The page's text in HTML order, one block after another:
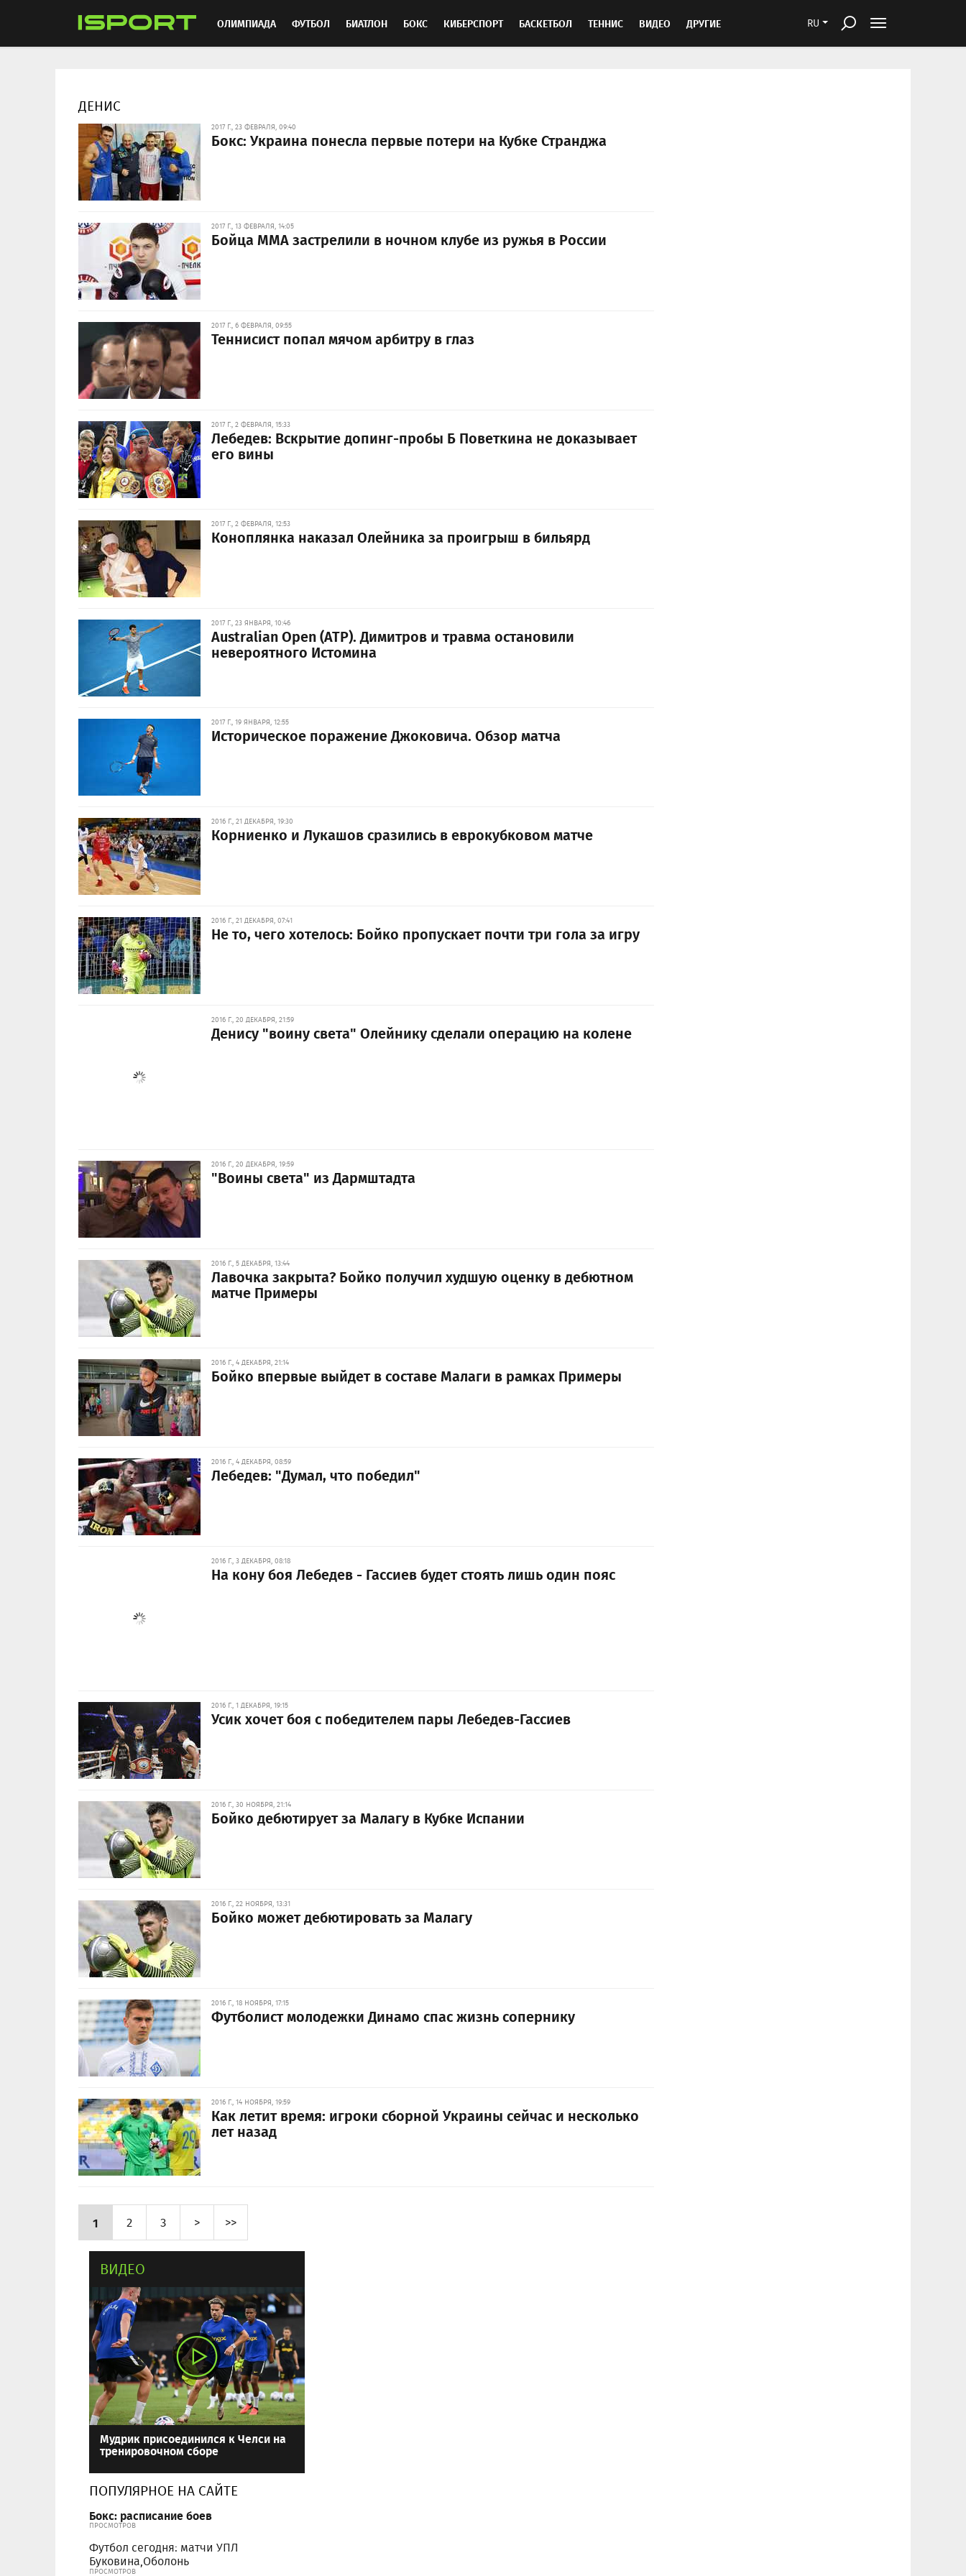
RU
ОЛИМПИАДА ФУТБОЛ БИАТЛОН БОКС КИБЕРСПОРТ БАСКЕТБОЛ ТЕННИС ВИДЕО ДРУГИЕ
ДЕНИС
2017 Г., 23 ФЕВРАЛЯ, 09:40
Бокс: Украина понесла первые потери на Кубке Странджа
2017 Г., 13 ФЕВРАЛЯ, 14:05
Бойца ММА застрелили в ночном клубе из ружья в России
2017 Г., 6 ФЕВРАЛЯ, 09:55
Теннисист попал мячом арбитру в глаз
2017 Г., 2 ФЕВРАЛЯ, 15:33
Лебедев: Вскрытие допинг-пробы Б Поветкина не доказывает
его вины
2017 Г., 2 ФЕВРАЛЯ, 12:53
Коноплянка наказал Олейника за проигрыш в бильярд
2017 Г., 23 ЯНВАРЯ, 10:46
Australian Open (ATP). Димитров и травма остановили
невероятного Истомина
2017 Г., 19 ЯНВАРЯ, 12:55
Историческое поражение Джоковича. Обзор матча
2016 Г., 21 ДЕКАБРЯ, 19:30
Корниенко и Лукашов сразились в еврокубковом матче
2016 Г., 21 ДЕКАБРЯ, 07:41
Не то, чего хотелось: Бойко пропускает почти три гола за игру
2016 Г., 20 ДЕКАБРЯ, 21:59
Денису "воину света" Олейнику сделали операцию на колене
2016 Г., 20 ДЕКАБРЯ, 19:59
"Воины света" из Дармштадта
2016 Г., 5 ДЕКАБРЯ, 13:44
Лавочка закрыта? Бойко получил худшую оценку в дебютном
матче Примеры
2016 Г., 4 ДЕКАБРЯ, 21:14
Бойко впервые выйдет в составе Малаги в рамках Примеры
2016 Г., 4 ДЕКАБРЯ, 08:59
Лебедев: "Думал, что победил"
2016 Г., 3 ДЕКАБРЯ, 08:18
На кону боя Лебедев - Гассиев будет стоять лишь один пояс
2016 Г., 1 ДЕКАБРЯ, 19:15
Усик хочет боя с победителем пары Лебедев-Гассиев
2016 Г., 30 НОЯБРЯ, 21:14
Бойко дебютирует за Малагу в Кубке Испании
2016 Г., 22 НОЯБРЯ, 13:31
Бойко может дебютировать за Малагу
2016 Г., 18 НОЯБРЯ, 17:15
Футболист молодежки Динамо спас жизнь сопернику
2016 Г., 14 НОЯБРЯ, 19:59
Как летит время: игроки сборной Украины сейчас и несколько
лет назад
1 2 3 > >>
ВИДЕО
Мудрик присоединился к Челси на
тренировочном сборе
ПОПУЛЯРНОЕ НА САЙТЕ
Бокс: расписание боев
ПРОСМОТРОВ
Футбол сегодня: матчи УПЛ
Буковина,Оболонь
ПРОСМОТРОВ